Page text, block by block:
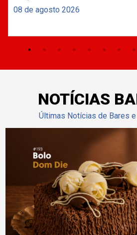
08 de agosto 2026
NOTÍCIAS
Últimas Notícias de Bares